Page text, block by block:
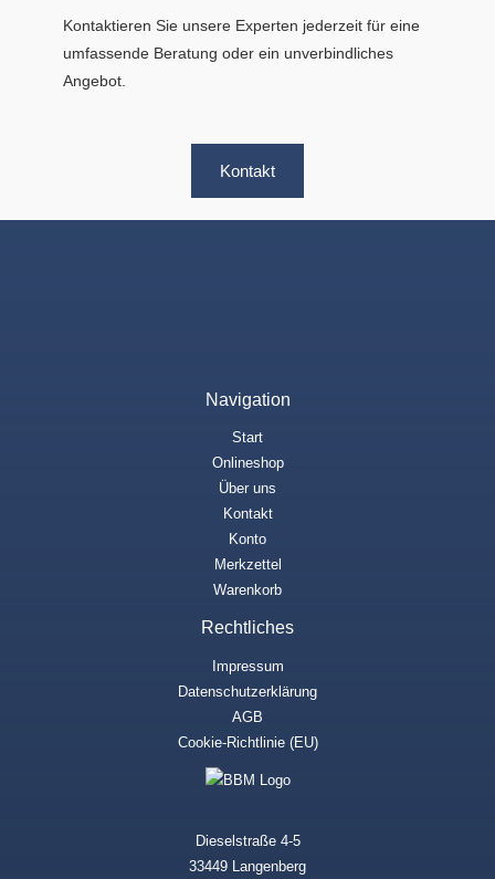
Kontaktieren Sie unsere Experten jederzeit für eine
umfassende Beratung oder ein unverbindliches
Angebot.
Kontakt
Navigation
Start
Onlineshop
Über uns
Kontakt
Konto
Merkzettel
Warenkorb
Rechtliches
Impressum
Datenschutzerklärung
AGB
Cookie-Richtlinie (EU)
Dieselstraße 4-5
33449 Langenberg